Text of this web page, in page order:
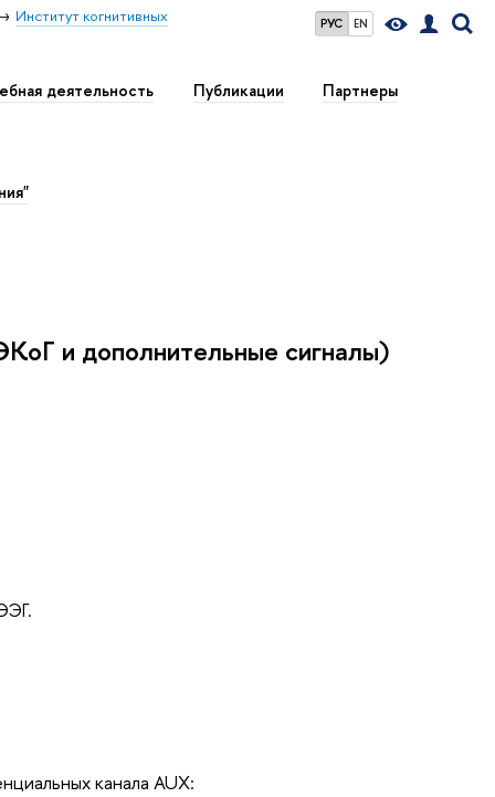
РУС EN
Институт когнитивных
деятельность Публикации Партнеры
и дополнительные сигналы)
канала AUX: